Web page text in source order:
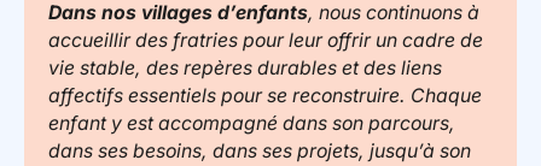
Dans nos villages d’enfants, nous continuons à
accueillir des fratries pour leur offrir un cadre de
vie stable, des repères durables et des liens
affectifs essentiels pour se reconstruire. Chaque
enfant y est accompagné dans son parcours,
dans ses besoins, dans ses projets, jusqu’à son